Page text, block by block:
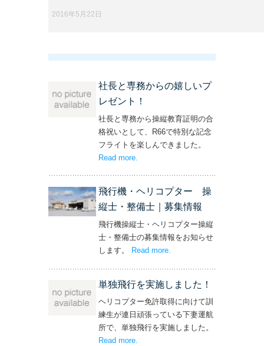
2016年5月22日
社長と専務からの嬉しいプ
レゼント！
社長と専務から操縦教育証明の合
格祝いとして、R66で特別な記念
フライトを楽しんできました。
Read more
飛行機・ヘリコプター 操
縦士・整備士｜募集情報
飛行機操縦士・ヘリコプター操縦
士・整備士の募集情報をお知らせ
します。
Read more– ‘飛行機・ヘリコプター
.
単独飛行を実施しました！
ヘリコプター免許取得に向けて訓
練生が連日頑張っている下妻運航
所で、単独飛行を実施しました。
Read more– ‘単独飛行を実施しました！’
.